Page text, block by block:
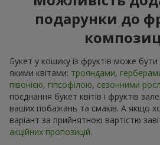
подарунки до
Букет у кошику із фруктів може
якими квітами: трояндами,
півонією, гіпсофілою, сезонними
поєднання букет квітів і фруктів
ваших побажань та смаків. А якщо
варіант за прийнятною вартістю
акційних пропозицій.